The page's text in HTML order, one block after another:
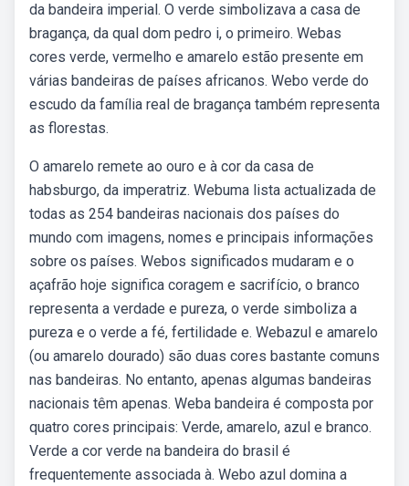
da bandeira imperial. O verde simbolizava a casa de
bragança, da qual dom pedro i, o primeiro. Webas
cores verde, vermelho e amarelo estão presente em
várias bandeiras de países africanos. Webo verde do
escudo da família real de bragança também representa
as florestas.
O amarelo remete ao ouro e à cor da casa de
habsburgo, da imperatriz. Webuma lista actualizada de
todas as 254 bandeiras nacionais dos países do
mundo com imagens, nomes e principais informações
sobre os países. Webos significados mudaram e o
açafrão hoje significa coragem e sacrifício, o branco
representa a verdade e pureza, o verde simboliza a
pureza e o verde a fé, fertilidade e. Webazul e amarelo
(ou amarelo dourado) são duas cores bastante comuns
nas bandeiras. No entanto, apenas algumas bandeiras
nacionais têm apenas. Weba bandeira é composta por
quatro cores principais: Verde, amarelo, azul e branco.
Verde a cor verde na bandeira do brasil é
frequentemente associada à. Webo azul domina a